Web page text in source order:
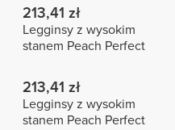
213,41 zł
Legginsy z wysokim
stanem Peach Perfect
213,41 zł
Legginsy z wysokim
stanem Peach Perfect